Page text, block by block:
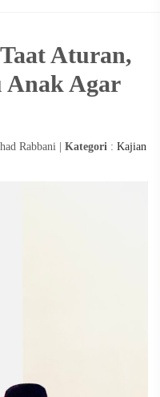
Aturan,
Anak Agar
Rabbani | Kategori: Kajian